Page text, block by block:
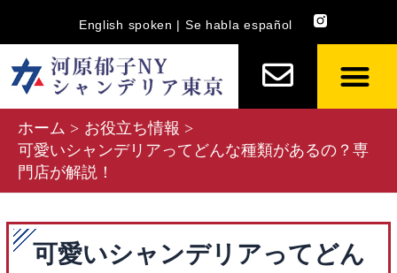
を
English spoken | Se habla español
ホーム
お役立ち情報
可愛いシャンデリアってどんな種類があるの？専
門店が解説！
可愛いシャンデリアってどん